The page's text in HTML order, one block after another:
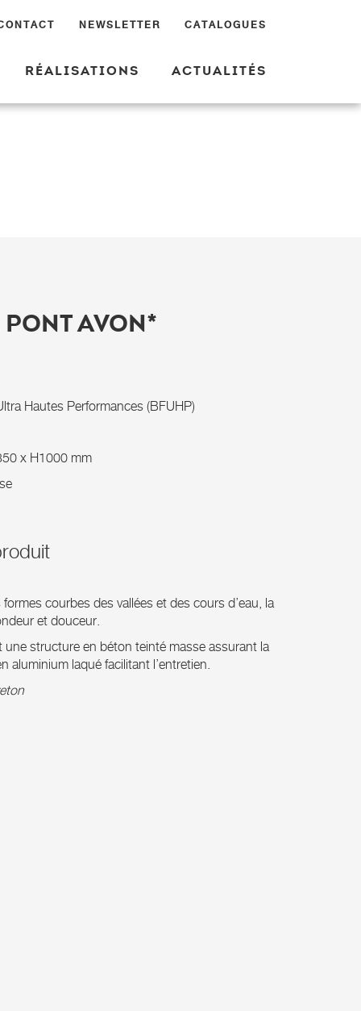
NEWSLETTER CATALOGUES
RÉALISATIONS ACTUALITÉS
AVON*
Hautes Performances (BFUHP)
x H1000 mm
courbes des vallées et des cours d’eau, la
et douceur.
une structure en béton teinté masse assurant la
aluminium laqué facilitant l’entretien.